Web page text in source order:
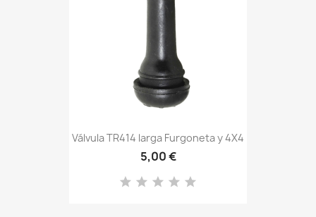
Válvula TR414 larga Furgoneta y 4X4
5,00 €